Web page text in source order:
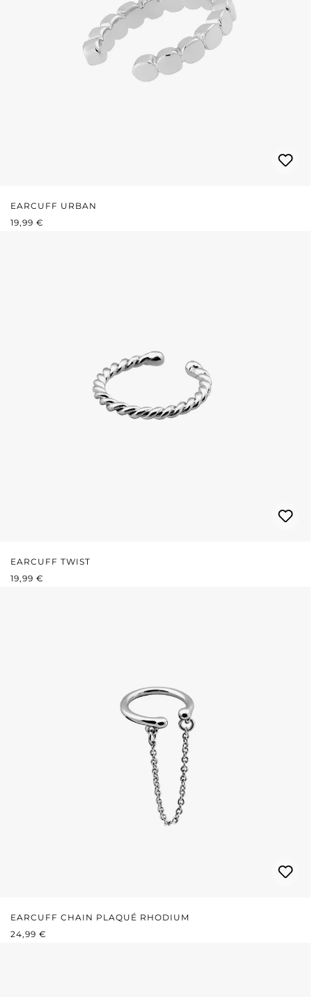
EARCUFF URBAN
PRIX RÉGULIER :
19,99 €
EARCUFF TWIST
PRIX RÉGULIER :
19,99 €
EARCUFF CHAIN PLAQUÉ RHODIUM
PRIX RÉGULIER :
24,99 €